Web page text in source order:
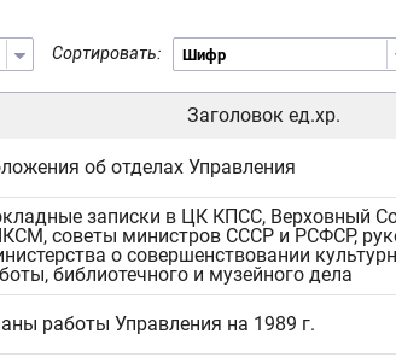
Сортировать:
Заголовок ед.хр.
об отделах Управления
записки в ЦК КПСС, Верховный
советы министров СССР и РСФСР,
о совершенствовании
библиотечного и музейного дела
работы Управления на 1989 г.